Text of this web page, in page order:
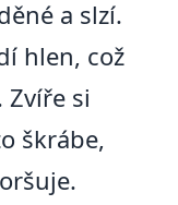
a slzí.
hlen, což
si
škrábe,